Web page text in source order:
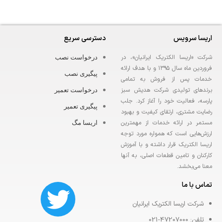
اریسا سرویس
شركت «اريسا الكتريك ايرانيان»، در
فروردين ماه سال ١٣٩٥ و با هدف ارائه
خدمات پس از فروش به تمامی
برندهای تولیدی شرکت هدیش سبز
پارسه، فعالیت خود را آغاز کرد. جلب
رضايت مشترى، ارتقای كيفيت و بهبود
مستمر در ارائه خدمات از مهمترین
ارزش‌هایی است که همواره مورد توجه
اریسا الکتریک قرار داشته و با آموزش
كاركنان و تامين قطعات اصلى، به آنها
معنا مى‌بخشد.
دسترسی سریع
درخواست نصب
پیگیری نصب
درخواست تعمیر
پیگیری تعمیر
اریسا مگ
تماس با ما
شرکت اریسا الکتریک ایرانیان
تلفن: 47207000-021